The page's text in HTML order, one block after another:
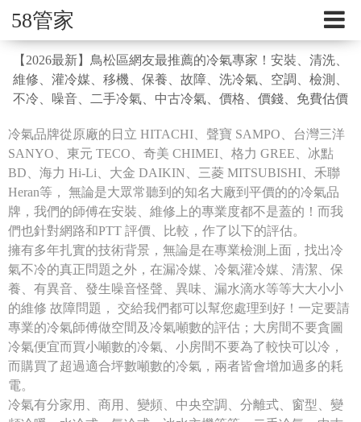
58管家
【2026最新】鳥松區網友最推薦的冷氣專家！安裝、清洗、
維修、灌冷媒、移機、保養、故障、洗冷氣、空調、檢測、
不冷、噪音、二手冷氣、中古冷氣、價格、價錢、免費估價
冷氣品牌從原廠的日立 HITACHI、聲寶 SAMPO、台灣三洋
SANYO、東元 TECO、奇美 CHIMEI、格力 GREE、冰點
BD、海力 Hi-Li、大金 DAIKIN、三菱 MITSUBISHI、禾聯
Heran等， 無論是大眾常聽到的知名大廠到平價的的冷氣品
牌，我們的師傅在安裝、維修上的專業度都不是蓋的！而我
們也針對網路和PTT 評價、比較，作了以下的評估。
擁有多年扎實的技術背景，無論是在專業檢測上面，找出冷
氣不冷的真正問題之外，在漏冷媒、冷氣灌冷媒、清潔、保
養、有異音、發生噪音怪聲、異味、漏水滴水等等大大小小
的維修 故障問題， 交給我們都可以幫您處理到好！一定要請
專業的冷氣師傅做空間及冷氣噸數的評估；大房間不要貪圖
冷氣便宜而買小噸數的冷氣、小房間不要為了較快可以冷，
而購買了超過適合坪數噸數的冷氣，兩者皆會增加過多的耗
電。
冷氣有分家用、商用、變頻、中央空調、分離式、窗型、變